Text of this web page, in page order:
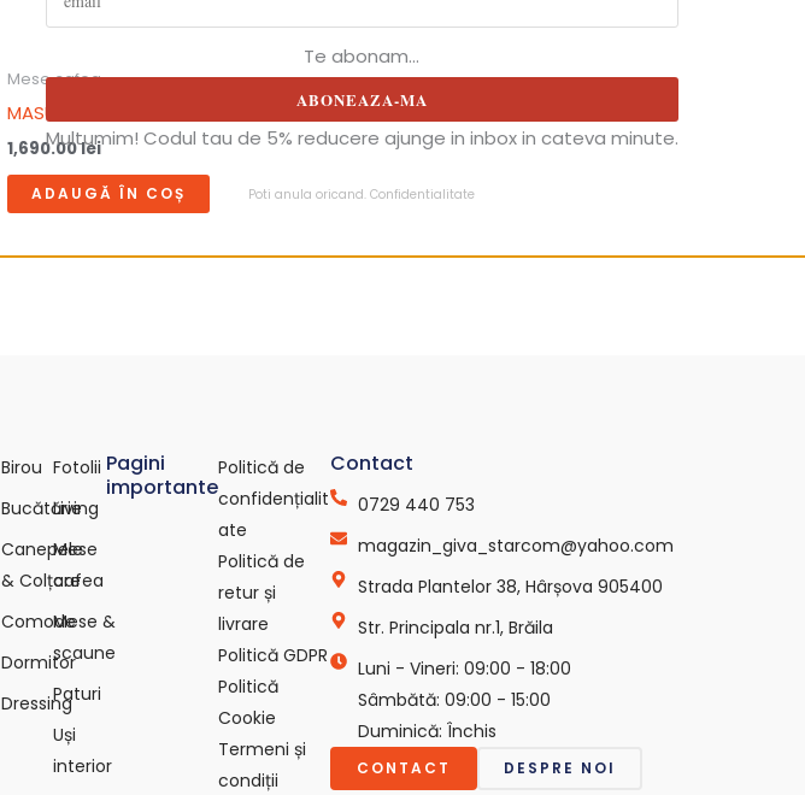
Mese cafea
MASUTA DE CAFEA MADRID
1,690.00lei
ADAUGĂ ÎN COȘ
Birou
Bucătărie
Canepele
& Colțare
Comode
Dormitor
Dressing
Fotolii
Living
Mese
cafea
Mese &
scaune
Paturi
Uși
interior
Pagini
importante
Politică de
confidențialit
ate
Politică de
retur și
livrare
Politică GDPR
Politică
Cookie
Termeni și
condiții
Contact
0729 440 753
magazin_giva_starcom@yahoo.com
Strada Plantelor 38, Hârșova 905400
Str. Principala nr.1, Brăila
Luni - Vineri: 09:00 - 18:00
Sâmbătă: 09:00 - 15:00
Duminică: Închis
CONTACT DESPRE NOI
Te abonam...
ABONEAZA-MA
Multumim! Codul tau de 5% reducere ajunge in inbox in cateva minute.
Poti anula oricand.Confidentialitate